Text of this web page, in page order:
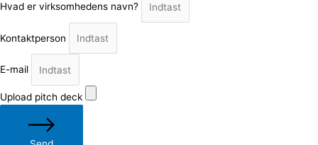
Hvad er virksomhedens navn?
Kontaktperson
E-mail
Upload pitch deck